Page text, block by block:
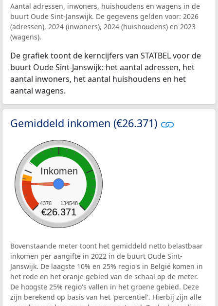
Aantal adressen, inwoners, huishoudens en wagens in de
buurt Oude Sint-Janswijk. De gegevens gelden voor: 2026
(adressen), 2024 (inwoners), 2024 (huishoudens) en 2023
(wagens).
De grafiek toont de kerncijfers van STATBEL voor de
buurt Oude Sint-Janswijk: het aantal adressen, het
aantal inwoners, het aantal huishoudens en het
aantal wagens.
Gemiddeld inkomen (€26.371)
Inkomen
4376 134548
€26.371
Bovenstaande meter toont het gemiddeld netto belastbaar
inkomen per aangifte in 2022 in de buurt Oude Sint-
Janswijk. De laagste 10% en 25% regio's in België komen in
het rode en het oranje gebied van de schaal op de meter.
De hoogste 25% regio's vallen in het groene gebied. Deze
zijn berekend op basis van het 'percentiel'. Hierbij zijn alle